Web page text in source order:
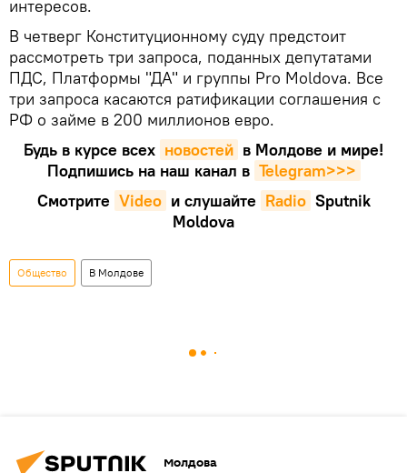
интересов.
В четверг Конституционному суду предстоит
рассмотреть три запроса, поданных депутатами
ПДС, Платформы "ДА" и группы Pro Moldova. Все
три запроса касаются ратификации соглашения с
РФ о займе в 200 миллионов евро.
Будь в курсе всех новостей в Молдове и мире!
Подпишись на наш канал в Telegram>>>
Смотрите Video и слушайте Radio Sputnik
Moldova
Общество В Молдове
Молдова